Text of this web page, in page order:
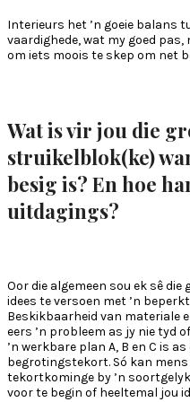
Interieurs het ’n goeie balans
vaardighede, wat my goed
om iets moois te skep om net
Wat is vir jou die
struikelblok(ke)
besig is? En hoe
uitdagings?
Oor die algemeen sou ek sê
idees te versoen met ’n
Beskikbaarheid van materiale
eers ’n probleem as jy nie tyd
’n werkbare plan A, B en C is
begrotingstekort. Só kan
tekortkominge by ’n
voor te begin of heeltemal jou